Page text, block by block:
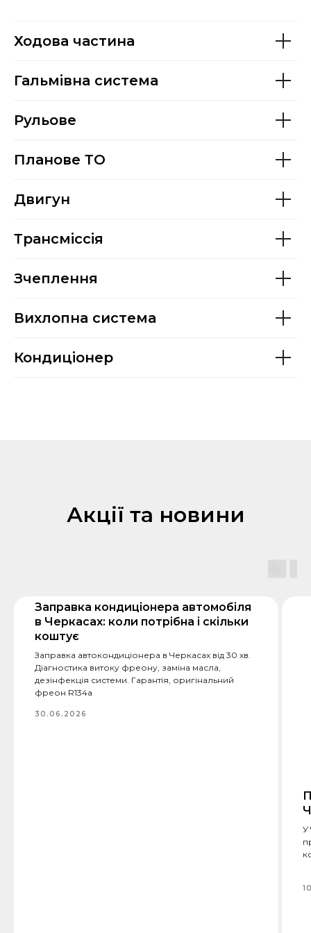
Ходова частина
Гальмівна система
Рульове
Планове ТО
Двигун
Трансміссія
Зчеплення
Вихлопна система
Кондиціонер
Акції та новини
Заправка кондиціонера автомобіля
в Черкасах: коли потрібна і скільки
коштує
Заправка автокондиціонера в Черкасах від 30 хв.
Діагностика витоку фреону, заміна масла,
дезінфекція системи. Гарантія, оригінальний
фреон R134a
30.06.2026
У